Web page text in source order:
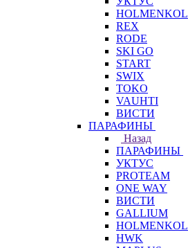
HOLMENKOL
REX
RODE
SKI GO
START
SWIX
TOKO
VAUHTI
ВИСТИ
ПАРАФИНЫ
Назад
ПАРАФИНЫ
УКТУС
PROTEAM
ONE WAY
ВИСТИ
GALLIUM
HOLMENKOL
HWK